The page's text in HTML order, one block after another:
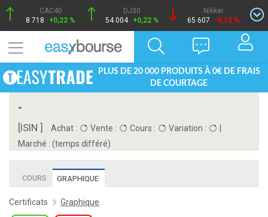
CAC40
8 718
+0,22 %
DJ30
54 004 +0,22 %
Nikkei
65 607
-0,12 %
PLUS DE 20 000 PRODUITS À 0€ DE FRAIS
DE COURTAGE
-
[ISIN ] Achat : Vente : Cours : Variation :
Marché : (temps différé)
COURS GRAPHIQUE
Certificats Graphique